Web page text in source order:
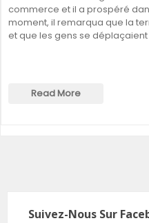
commerce et il a prospéré
moment, il remarqua que la
et que les gens se déplaçaient
Read More
Suivez-Nous Sur